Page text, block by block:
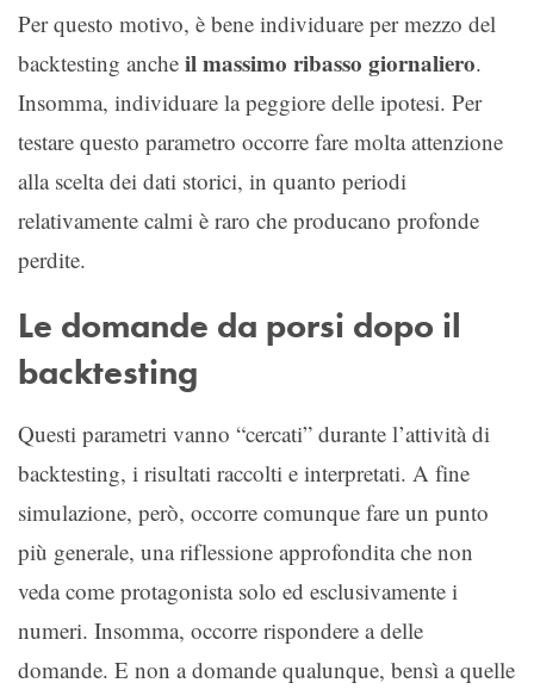
Per questo motivo, è bene individuare per mezzo del
backtesting anche il massimo ribasso giornaliero.
Insomma, individuare la peggiore delle ipotesi. Per
testare questo parametro occorre fare molta attenzione
alla scelta dei dati storici, in quanto periodi
relativamente calmi è raro che producano profonde
perdite.
Le domande da porsi dopo il
backtesting
Questi parametri vanno “cercati” durante l’attività di
backtesting, i risultati raccolti e interpretati. A fine
simulazione, però, occorre comunque fare un punto
più generale, una riflessione approfondita che non
veda come protagonista solo ed esclusivamente i
numeri. Insomma, occorre rispondere a delle
domande. E non a domande qualunque, bensì a quelle